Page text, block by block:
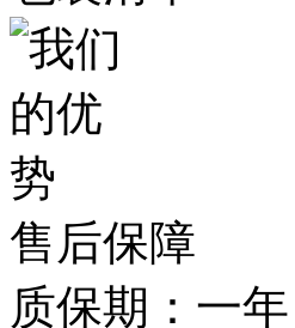
售后保障
质保期：一年